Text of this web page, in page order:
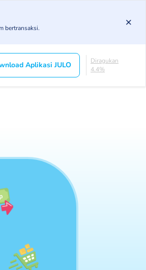
bertransaksi.
Aplikasi JULO
Macet
1.64%